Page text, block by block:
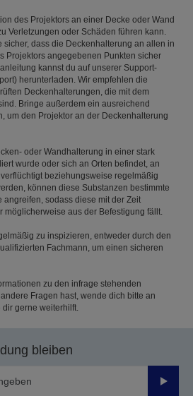
des Projektors an einer Decke oder Wand
Verletzungen oder Schäden führen kann.
sicher, dass die Deckenhalterung an allen in
Projektors angegebenen Punkten sicher
kannst du auf unserer Support-
herunterladen. Wir empfehlen die
Deckenhalterungen, die mit dem
Bringe außerdem ein ausreichend
um den Projektor an der Deckenhalterung
oder Wandhalterung in einer stark
wurde oder sich an Orten befindet, an
beziehungsweise regelmäßig
können diese Substanzen bestimmte
angreifen, sodass diese mit der Zeit
möglicherweise aus der Befestigung fällt.
zu inspizieren, entweder durch den
Fachmann, um einen sicheren
zu den infrage stehenden
Fragen hast, wende dich bitte an
gerne weiterhilft.
bleiben